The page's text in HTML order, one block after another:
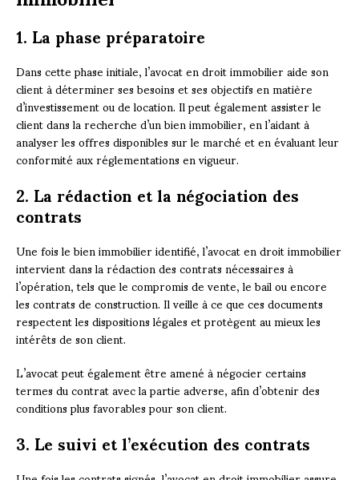
1. La phase préparatoire
Dans cette phase initiale, l’avocat en droit immobilier aide son
client à déterminer ses besoins et ses objectifs en matière
d’investissement ou de location. Il peut également assister le
client dans la recherche d’un bien immobilier, en l’aidant à
analyser les offres disponibles sur le marché et en évaluant leur
conformité aux réglementations en vigueur.
2. La rédaction et la négociation des
contrats
Une fois le bien immobilier identifié, l’avocat en droit immobilier
intervient dans la rédaction des contrats nécessaires à
l’opération, tels que le compromis de vente, le bail ou encore
les contrats de construction. Il veille à ce que ces documents
respectent les dispositions légales et protègent au mieux les
intérêts de son client.
L’avocat peut également être amené à négocier certains
termes du contrat avec la partie adverse, afin d’obtenir des
conditions plus favorables pour son client.
3. Le suivi et l’exécution des contrats